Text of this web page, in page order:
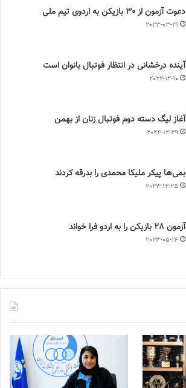
دعوت آزمون از 30 بازیکن به اردوی تیم ملی
2023-03-21
آینده درخشانی در انتظار فوتبال بانوان است
2022-12-10
آغاز لیگ دسته دوم فوتبال زنان از بهمن
2024-12-29
بمی‌ها پیکر ملیکا محمدی را بدرقه کردند
2023-12-25
آزمون 28 بازیکن را به اردو فرا خواند
2023-05-14